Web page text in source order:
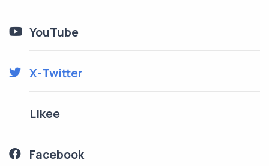
YouTube
X-Twitter
Likee
Facebook